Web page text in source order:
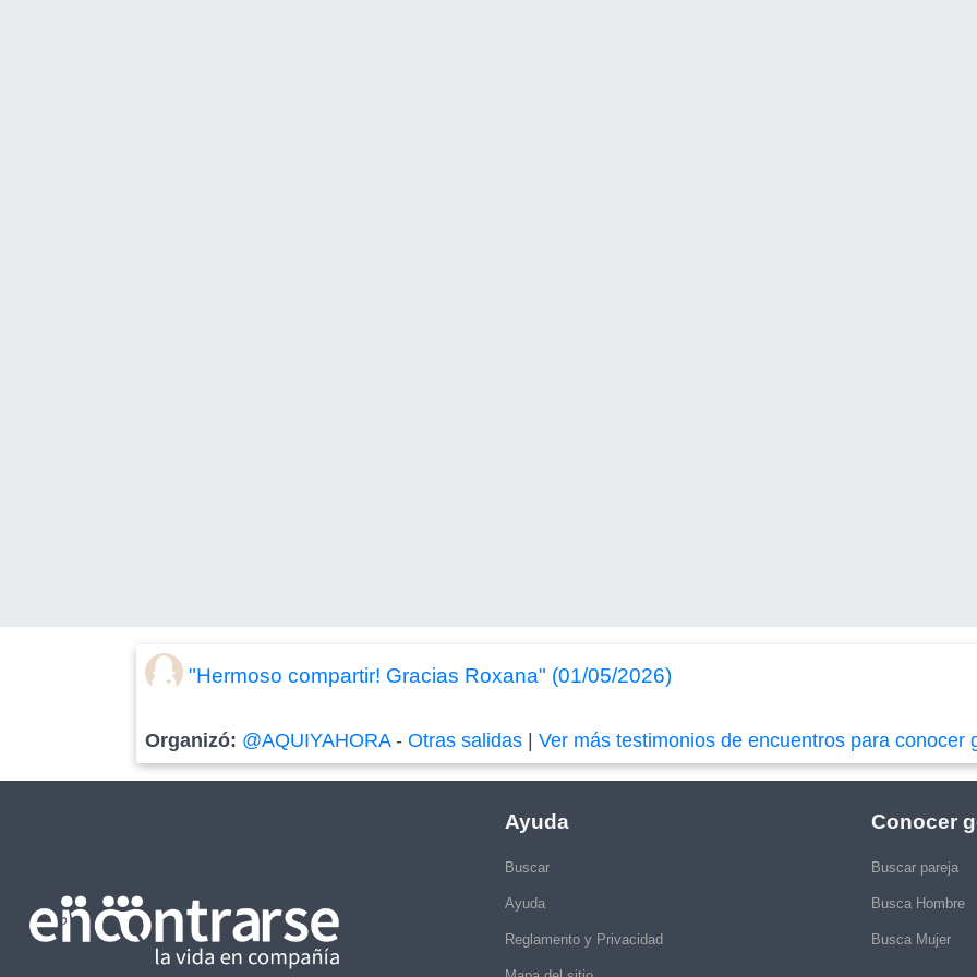
"Hermoso compartir! Gracias Roxana" (01/05/2026)
Organizó: @AQUIYAHORA-Otras salidas |Ver más testimonios de encuentros para conocer
Ayuda
Buscar
Ayuda
Reglamento y Privacidad
Conocer
Buscar pareja
Busca Hombre
Busca Mujer